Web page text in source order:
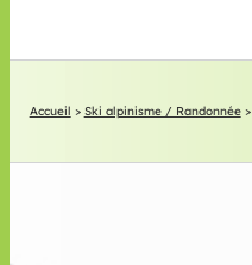
Accueil > Ski alpinisme / Randonnée>